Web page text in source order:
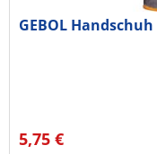
GEBOL
5,75 €